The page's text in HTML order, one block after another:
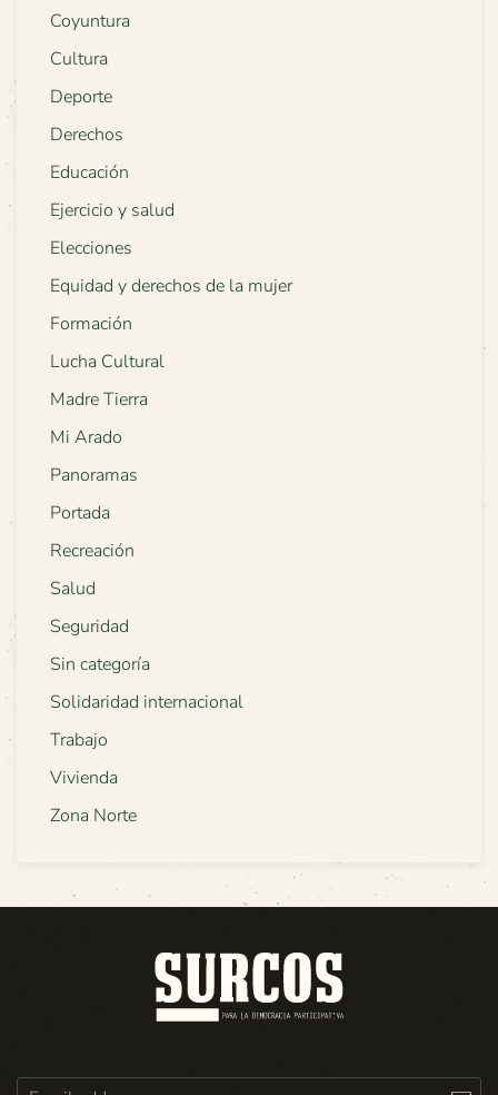
Coyuntura
Cultura
Deporte
Derechos
Educación
Ejercicio y salud
Elecciones
Equidad y derechos de la mujer
Formación
Lucha Cultural
Madre Tierra
Mi Arado
Panoramas
Portada
Recreación
Salud
Seguridad
Sin categoría
Solidaridad internacional
Trabajo
Vivienda
Zona Norte